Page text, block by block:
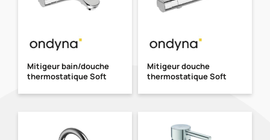
Mitigeur bain/douche
thermostatique Soft
Mitigeur douche
thermostatique Soft